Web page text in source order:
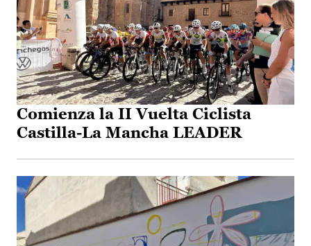
Comienza la II Vuelta Ciclista
Castilla-La Mancha LEADER